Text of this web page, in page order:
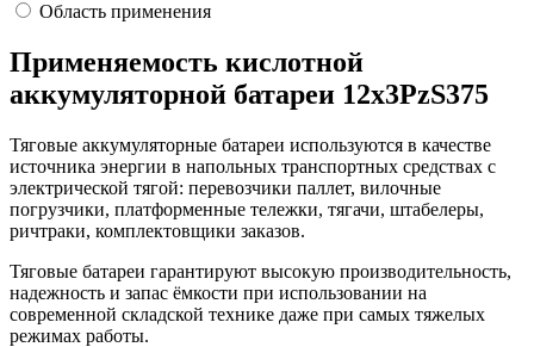
Область применения
Применяемость кислотной
аккумуляторной батареи 12х3PzS375
Тяговые аккумуляторные батареи используются в качестве
источника энергии в напольных транспортных средствах с
электрической тягой: перевозчики паллет, вилочные
погрузчики, платформенные тележки, тягачи, штабелеры,
ричтраки, комплектовщики заказов.
Тяговые батареи гарантируют высокую производительность,
надежность и запас ёмкости при использовании на
современной складской технике даже при самых тяжелых
режимах работы.